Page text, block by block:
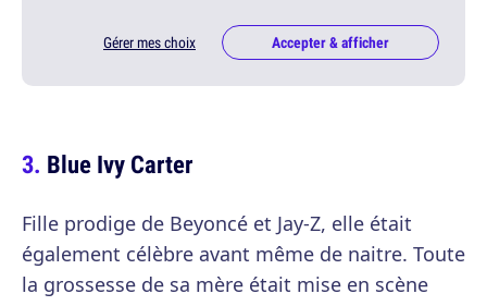
Gérer mes choix Accepter & afficher
Blue Ivy Carter
Fille prodige de Beyoncé et Jay-Z, elle était
également célèbre avant même de naitre. Toute
la grossesse de sa mère était mise en scène